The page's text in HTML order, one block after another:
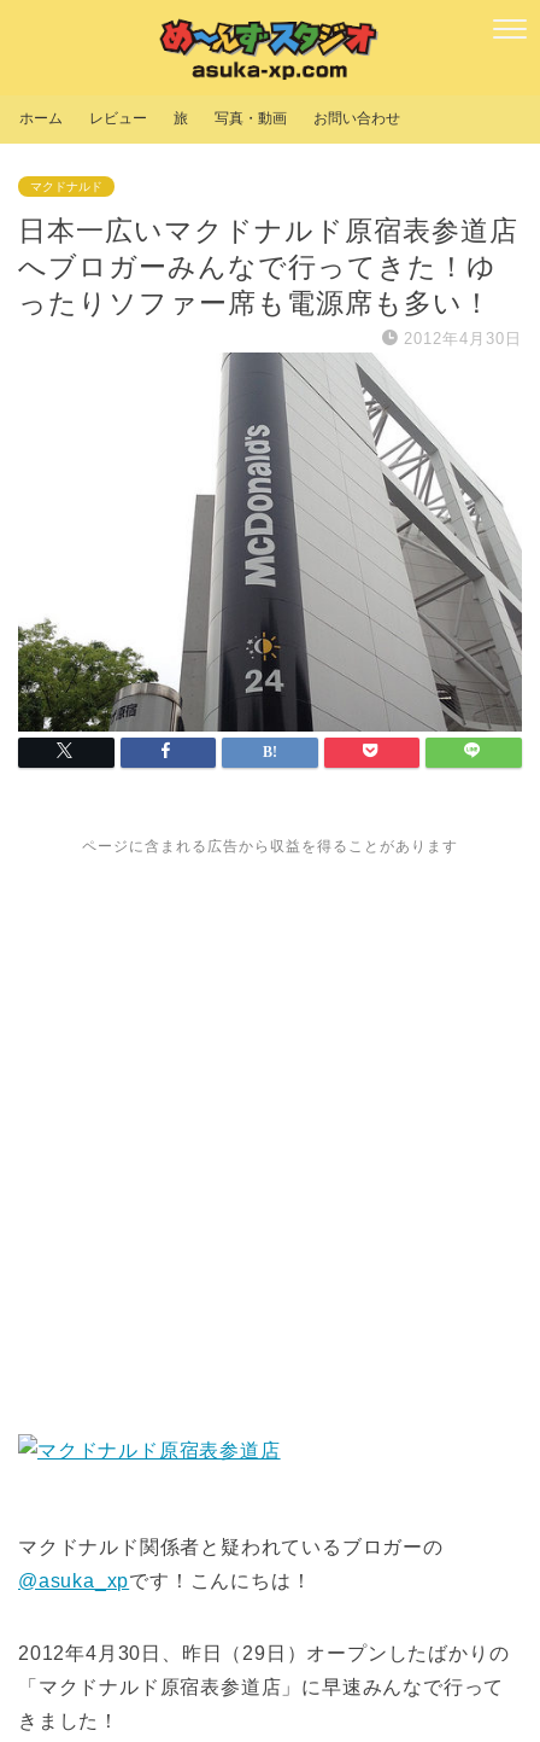
ホーム レビュー 旅 写真・動画 お問い合わせ
マクドナルド
日本一広いマクドナルド原宿表参道店
へブロガーみんなで行ってきた！ゆ
ったりソファー席も電源席も多い！
2012年4月30日
ページに含まれる広告から収益を得ることがあります
マクドナルド関係者と疑われているブロガーの
@asuka_xpです！こんにちは！
2012年4月30日、昨日（29日）オープンしたばかりの
「マクドナルド原宿表参道店」に早速みんなで行って
きました！